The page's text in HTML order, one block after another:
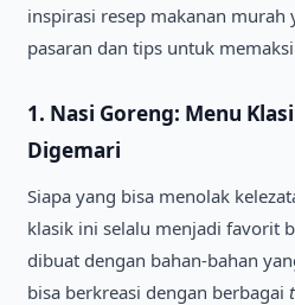
inspirasi resep makanan murah
pasaran dan tips untuk
1. Nasi Goreng: Menu
Digemari
Siapa yang bisa menolak
klasik ini selalu menjadi favorit
dibuat dengan bahan-bahan
bisa berkreasi dengan berbagai